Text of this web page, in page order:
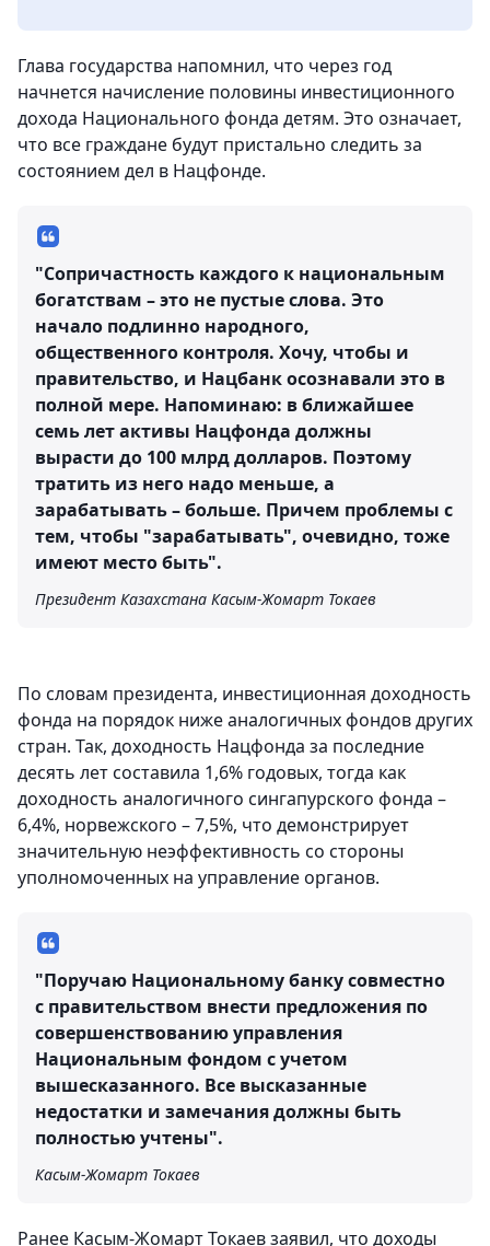
Глава государства напомнил, что через год
начнется начисление половины инвестиционного
дохода Национального фонда детям. Это означает,
что все граждане будут пристально следить за
состоянием дел в Нацфонде.
"Сопричастность каждого к национальным
богатствам – это не пустые слова. Это
начало подлинно народного,
общественного контроля. Хочу, чтобы и
правительство, и Нацбанк осознавали это в
полной мере. Напоминаю: в ближайшее
семь лет активы Нацфонда должны
вырасти до 100 млрд долларов. Поэтому
тратить из него надо меньше, а
зарабатывать – больше. Причем проблемы с
тем, чтобы "зарабатывать", очевидно, тоже
имеют место быть".
Президент Казахстана Касым-Жомарт Токаев
По словам президента, инвестиционная доходность
фонда на порядок ниже аналогичных фондов других
стран. Так, доходность Нацфонда за последние
десять лет составила 1,6% годовых, тогда как
доходность аналогичного сингапурского фонда –
6,4%, норвежского – 7,5%, что демонстрирует
значительную неэффективность со стороны
уполномоченных на управление органов.
"Поручаю Национальному банку совместно
с правительством внести предложения по
совершенствованию управления
Национальным фондом с учетом
вышесказанного. Все высказанные
недостатки и замечания должны быть
полностью учтены".
Касым-Жомарт Токаев
Ранее Касым-Жомарт Токаев заявил, что доходы